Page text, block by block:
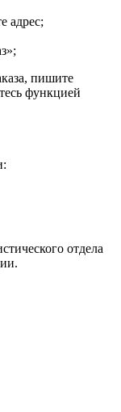
адрес;
пишите
функцией
отдела